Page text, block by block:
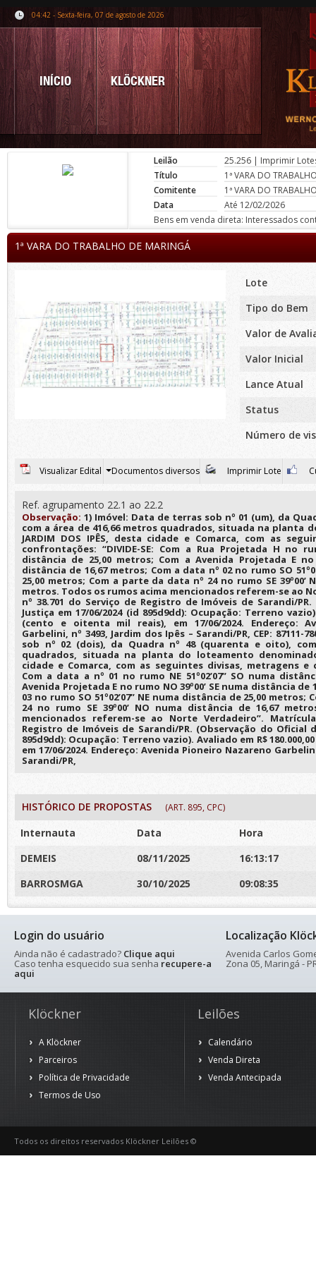
04:42 - Sexta-feira, 07 de agosto de 2026
INÍCIO KLÖCKNER
Leilão 25.256 | Imprimir
Título
1ª VARA DO
Comitente
1ª VARA DO
Data
Até 12/02/2026
Bens em venda direta: Interessados
1ª VARA DO TRABALHO DE MARINGÁ
Lote
Tipo do Bem
Valor de
Valor Inicial
Lance Atual
Status
Número de
Visualizar Edital Documentos diversos Imprimir Lote
Ref. agrupamento 22.1 ao 22.2
Observação: 1) Imóvel: Data de terras sob nº 01 (um), da
com a área de 416,66 metros quadrados, situada na planta
JARDIM DOS IPÊS, desta cidade e Comarca, com as
confrontações: “DIVIDE-SE: Com a Rua Projetada H no
distância de 25,00 metros; Com a Avenida Projetada E no
distância de 16,67 metros; Com a data nº 02 no rumo SO
25,00 metros; Com a parte da data nº 24 no rumo SE 39º00’
metros. Todos os rumos acima mencionados referem-se ao
nº 38.701 do Serviço de Registro de Imóveis de Sarandi/
Justiça em 17/06/2024 (id 895d9dd): Ocupação: Terreno
(cento e oitenta mil reais), em 17/06/2024. Endereço:
Garbelini, nº 3493, Jardim dos Ipês – Sarandi/PR, CEP: 87111-
sob nº 02 (dois), da Quadra nº 48 (quarenta e oito),
quadrados, situada na planta do loteamento denominado
cidade e Comarca, com as seguintes divisas, metragens e
Com a data a nº 01 no rumo NE 51º02’07” SO numa
Avenida Projetada E no rumo NO 39º00’ SE numa distância de
03 no rumo SO 51º02’07” NE numa distância de 25,00 metros;
24 no rumo SE 39º00’ NO numa distância de 16,67
mencionados referem-se ao Norte Verdadeiro”.
Registro de Imóveis de Sarandi/PR. (Observação do Oficial
895d9dd): Ocupação: Terreno vazio). Avaliado em R$
em 17/06/2024. Endereço: Avenida Pioneiro Nazareno
Sarandi/PR,
HISTÓRICO DE PROPOSTAS (ART. 895, CPC)
Internauta Data
Hora
DEMEIS
08/11/2025
16:13:17
BARROSMGA
30/10/2025 09:08:35
Login do usuário
Ainda não é cadastrado? Clique aqui
Caso tenha esquecido sua senha recupere-a
aqui
Localização
Avenida Carlos
Zona 05, Maringá -
Klöckner
A Klöckner
Parceiros
Política de Privacidade
Termos de Uso
Leilões
Calendário
Venda Direta
Venda Antecipada
Todos os direitos reservados Klöckner Leilões ©